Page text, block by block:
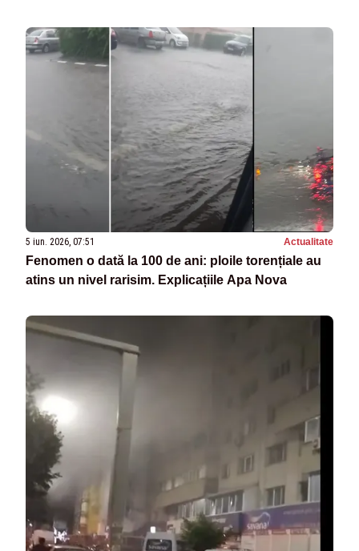
5 iun. 2026, 07:51 Actualitate
Fenomen o dată la 100 de ani: ploile torențiale au
atins un nivel rarisim. Explicațiile Apa Nova